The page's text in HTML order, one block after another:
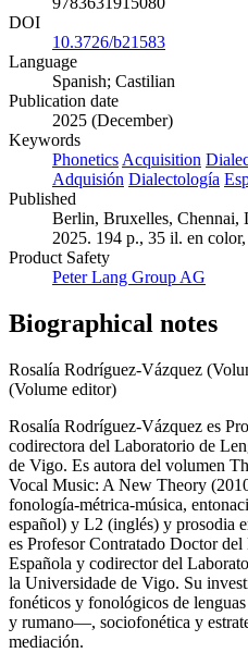
DOI
10.3726/b21583
Language
Spanish; Castilian
Publication date
2025 (December)
Keywords
Phonetics Acquisition
Adquisión Dialectología
Published
Berlin, Bruxelles, Chennai,
2025. 194 p., 35 il. en
Product Safety
Peter Lang Group AG
Biographical notes
Rosalía Rodríguez-Vázquez
(Volume editor)
Rosalía Rodríguez-Vázquez es
codirectora del Laboratorio de
de Vigo. Es autora del volumen
Vocal Music: A New Theory
fonología-métrica-música,
español) y L2 (inglés) y prosodia
es Profesor Contratado Doctor
Española y codirector del
la Universidade de Vigo. Su
fonéticos y fonológicos de
y rumano—, sociofonética y
mediación.